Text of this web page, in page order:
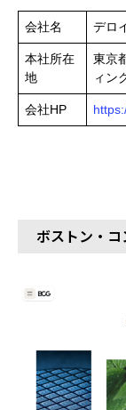
会社名 デロ
本社所在
地
東京
ィン
会社HP
ボストン・